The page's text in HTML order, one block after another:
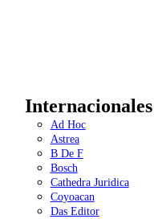
Internacionales
Ad Hoc
Astrea
B De F
Bosch
Cathedra Juridica
Coyoacan
Das Editor